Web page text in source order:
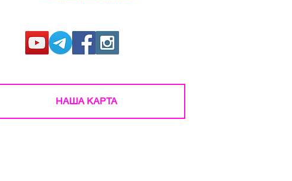
НАША КАРТА